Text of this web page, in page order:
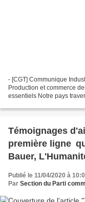
- [CGT] Communique
Production et commerce
essentiels Notre pays
Témoignages
première ligne
Bauer,
Publié le 11/04/2020 à
Par Section du Parti